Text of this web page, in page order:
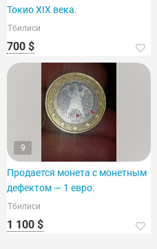
Токио XIX века.
Тбилиси
700 $
9
Продается монета с монетным
дефектом — 1 евро.
Тбилиси
1 100 $